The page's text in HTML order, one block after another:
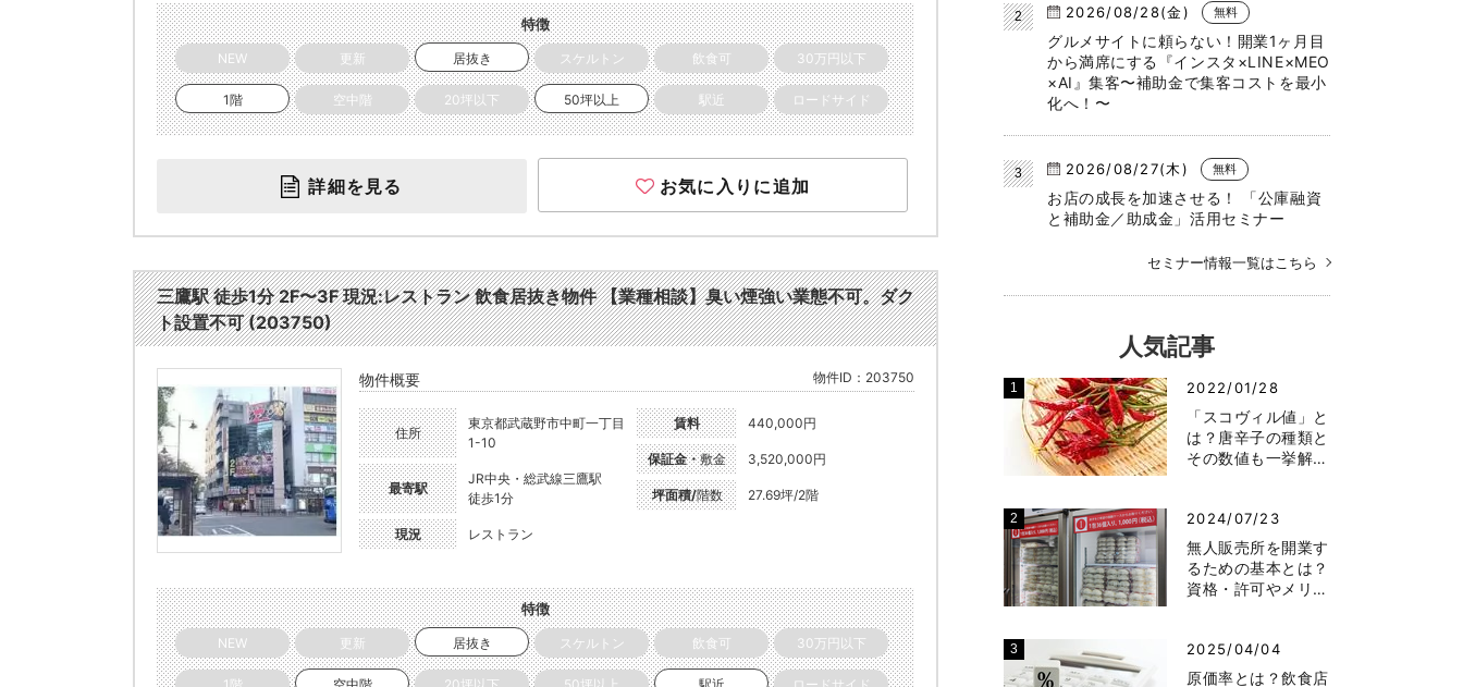
特徴
NEW 更新 居抜き スケルトン 飲食可 30万円以下
1階 空中階 20坪以下 50坪以上 駅近 ロードサイド
詳細を見る お気に入りに追加
三鷹駅 徒歩1分 2F〜3F 現況:レストラン 飲食居抜き物件 【業種相談】臭い煙強い業態不可。ダク
ト設置不可 (203750)
物件概要 物件ID：203750
住所
東京都武蔵野市中町一丁目
1-10
最寄駅
JR中央・総武線三鷹駅
徒歩1分
現況 レストラン
賃料 440,000円
保証金・敷金 3,520,000円
坪面積/階数 27.69坪/2階
特徴
NEW 更新 居抜き スケルトン 飲食可 30万円以下
2026/08/28(金) 無料
グルメサイトに頼らない！開業1ヶ月目
から満席にする『インスタ×LINE×MEO
×AI』集客〜補助金で集客コストを最小
化へ！〜
2026/08/27(木) 無料
お店の成長を加速させる！ 「公庫融資
と補助金／助成金」活用セミナー
セミナー情報一覧はこちら
人気記事
2022/01/28
「スコヴィル値」と
は？唐辛子の種類と
その数値も一挙解…
2024/07/23
無人販売所を開業す
るための基本とは？
資格・許可やメリ…
2025/04/04
原価率とは？飲食店